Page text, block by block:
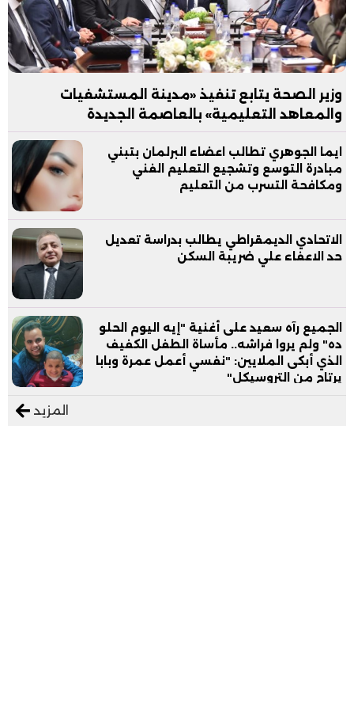
وزير الصحة يتابع تنفيذ «مدينة المستشفيات
والمعاهد التعليمية» بالعاصمة الجديدة
ايما الجوهري تطالب اعضاء البرلمان بتبني
مبادرة التوسع وتشجيع التعليم الفني
ومكافحة التسرب من التعليم
الاتحادي الديمقراطي يطالب بدراسة تعديل
حد الاعفاء علي ضريبة السكن
الجميع رآه سعيد على أغنية "إيه اليوم الحلو
ده" ولم يروا فراشه.. مأساة الطفل الكفيف
الذي أبكى الملايين: "نفسي أعمل عمرة وبابا
يرتاح من التروسيكل"
المزيد